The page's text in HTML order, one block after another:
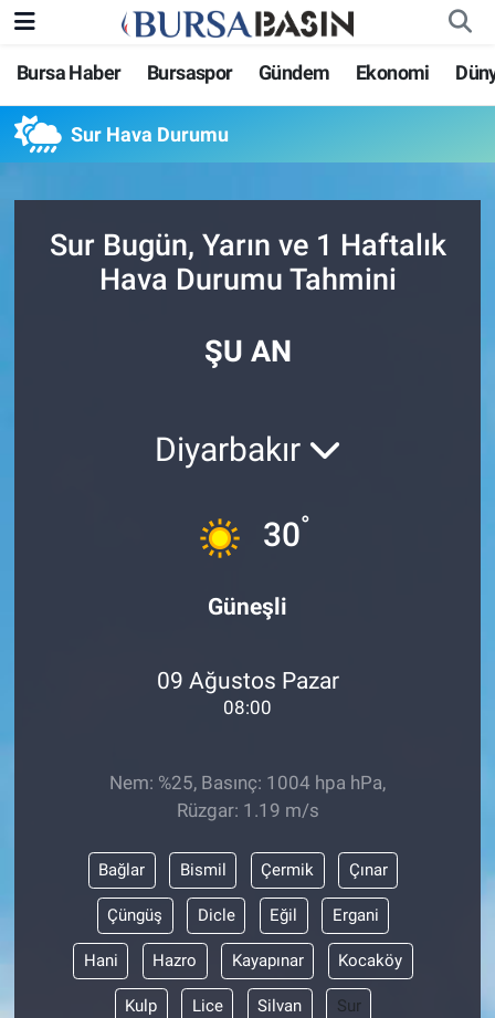
Bursa Haber Bursaspor Gündem Ekonomi
Sur Hava Durumu
Sur Bugün, Yarın ve 1 Haftalık
Hava Durumu Tahmini
ŞU AN
Diyarbakır
30°
Güneşli
09 Ağustos Pazar
08:00
Nem: %25, Basınç: 1004 hpa hPa,
Rüzgar: 1.19 m/s
Bağlar Bismil Çermik Çınar
Çüngüş Dicle Eğil Ergani
Hani Hazro Kayapınar Kocaköy
Kulp Lice Silvan Sur
Bursa Haber
Genel
Politika
Bilim, Teknoloji
Siyaset
Yaşam
Spor
Bursa Nöbetçi Eczaneler
Bursa Hava Durumu
Bursa Namaz Vakitleri
Bursa Trafik Yoğunluk Haritası